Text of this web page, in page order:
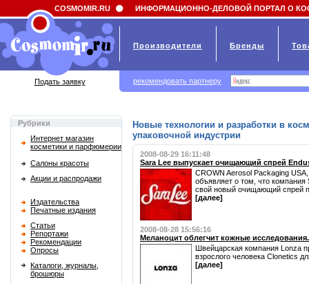
Field 'news_title' doesn't have a default value
Рубрики
Интернет магазин
косметики и парфюмерии
Салоны красоты
Акции и распродажи
Издательства
Печатные издания
Статьи
Репортажи
Рекомендации
Опросы
Каталоги, журналы,
брошюры
Новые технологии и разработки в
упаковочной индустрии
2008-08-29 16:11:48
Sara Lee выпускает очищающий спрей
CROWN Aerosol Packaging
объявляет о том, что компания
свой новый очищающий спрей
[далее]
2008-08-28 15:56:16
Меланоцит облегчит кожные исследования.
Швейцарская компания Lonza
взрослого человека Clonetics
[далее]
COSMOMIR.RU ИНФОРМАЦИОННО-ДЕЛОВОЙ ПОРТАЛ О
Производители Бренды
Подать заявку рекомендовать партнеру